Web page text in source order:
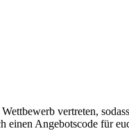
vertreten,
einen Angebotscode für